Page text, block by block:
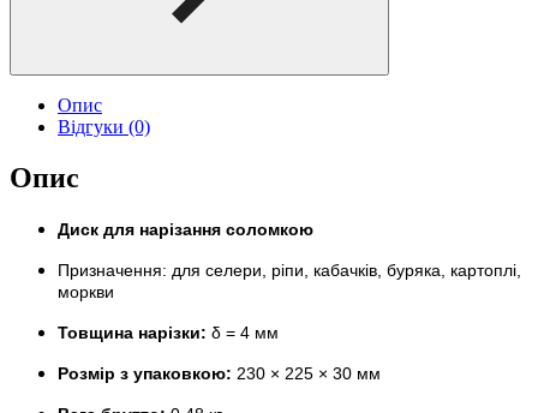
Опис
Відгуки (0)
Опис
Диск для нарізання соломкою
Призначення: для селери, ріпи, кабачків, буряка, картоплі,
моркви
Товщина нарізки: δ = 4 мм
Розмір з упаковкою: 230 × 225 × 30 мм